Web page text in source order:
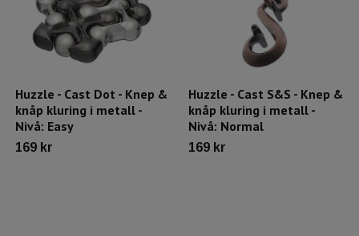
Huzzle - Cast Dot - Knep &
knåp kluring i metall -
Nivå: Easy
169 kr
Huzzle - Cast S&S - Knep &
knåp kluring i metall -
Nivå: Normal
169 kr